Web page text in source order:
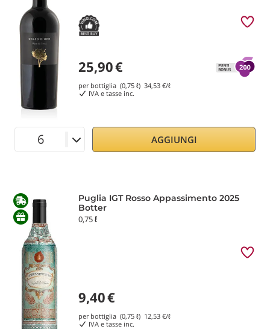
25,90€
per bottiglia (0,75 ℓ) 34,53 €/ℓ
IVA e tasse inc.
AGGIUNGI
Puglia IGT Rosso Appassimento 2025
Botter
0,75 ℓ
9,40€
per bottiglia (0,75 ℓ) 12,53 €/ℓ
IVA e tasse inc.